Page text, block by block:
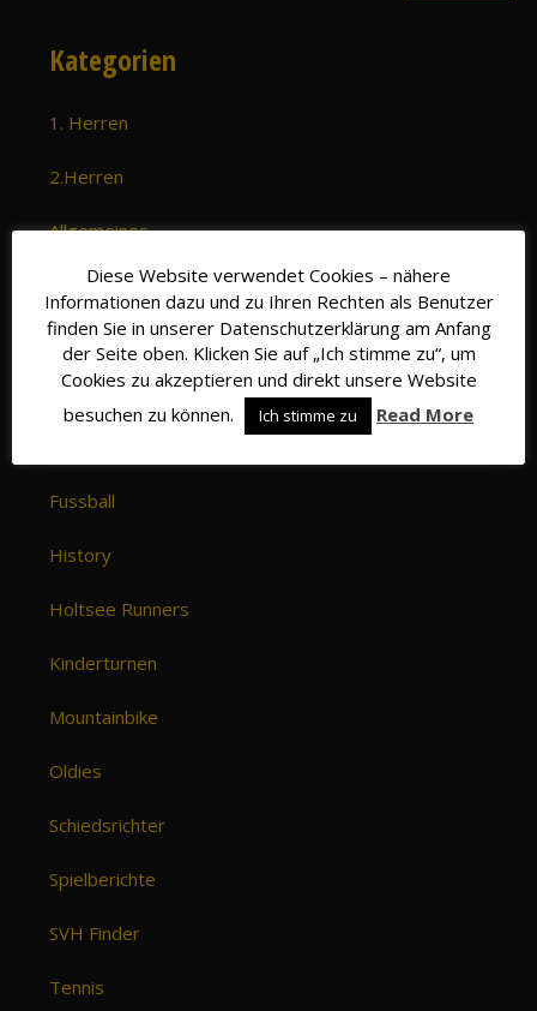
Kategorien
1. Herren
2.Herren
Allgemeines
Badminton
Eltern-Kind Turnen
Fangemeinde
Fussball
History
Holtsee Runners
Kinderturnen
Mountainbike
Oldies
Schiedsrichter
Spielberichte
SVH Finder
Tennis
Diese Website verwendet Cookies – nähere
Informationen dazu und zu Ihren Rechten als Benutzer
finden Sie in unserer Datenschutzerklärung am Anfang
der Seite oben. Klicken Sie auf „Ich stimme zu“, um
Cookies zu akzeptieren und direkt unsere Website
besuchen zu können.
Ich stimme zu Read More